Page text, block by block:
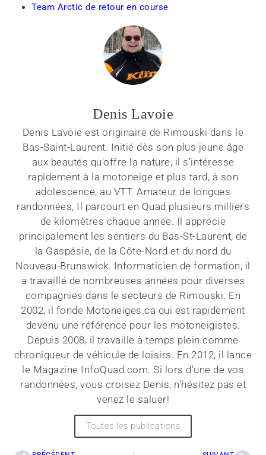
Team Arctic de retour en course
Denis Lavoie
Denis Lavoie est originaire de Rimouski dans le
Bas-Saint-Laurent. Initié dès son plus jeune âge
aux beautés qu'offre la nature, il s'intéresse
rapidement à la motoneige et plus tard, à son
adolescence, au VTT. Amateur de longues
randonnées, Il parcourt en Quad plusieurs milliers
de kilomètres chaque année. Il apprécie
principalement les sentiers du Bas-St-Laurent, de
la Gaspésie, de la Côte-Nord et du nord du
Nouveau-Brunswick. Informaticien de formation, il
a travaillé de nombreuses années pour diverses
compagnies dans le secteurs de Rimouski. En
2002, il fonde Motoneiges.ca qui est rapidement
devenu une référence pour les motoneigistes.
Depuis 2008, il travaille à temps plein comme
chroniqueur de véhicule de loisirs. En 2012, il lance
le Magazine InfoQuad.com. Si lors d'une de vos
randonnées, vous croisez Denis, n'hésitez pas et
venez le saluer!
Toutes les publications